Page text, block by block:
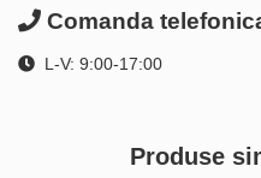
Comanda
L-V: 9:00-17:00
Produse